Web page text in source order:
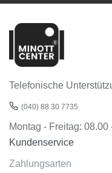
Telefonische
(040) 88 30 7735
Montag - Freitag: 08.00
Kundenservice
Zahlungsarten